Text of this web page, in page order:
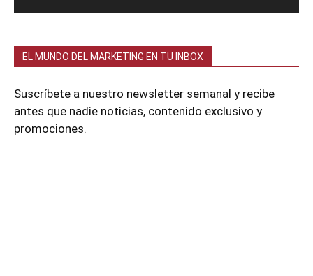
EL MUNDO DEL MARKETING EN TU INBOX
Suscríbete a nuestro newsletter semanal y recibe
antes que nadie noticias, contenido exclusivo y
promociones.